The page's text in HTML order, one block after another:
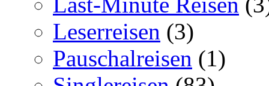
Leserreisen (3)
Pauschalreisen (1)